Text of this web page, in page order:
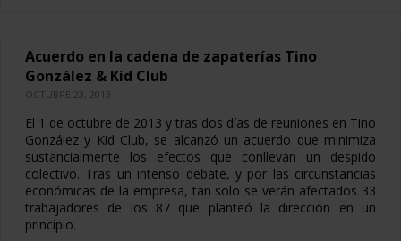
Acuerdo en la cadena de zapaterías Tino
González & Kid Club
OCTUBRE 23, 2013
El 1 de octubre de 2013 y tras dos días de reuniones en Tino
González y Kid Club, se alcanzó un acuerdo que minimiza
sustancialmente los efectos que conllevan un despido
colectivo. Tras un intenso debate, y por las circunstancias
económicas de la empresa, tan solo se verán afectados 33
trabajadores de los 87 que planteó la dirección en un
principio.